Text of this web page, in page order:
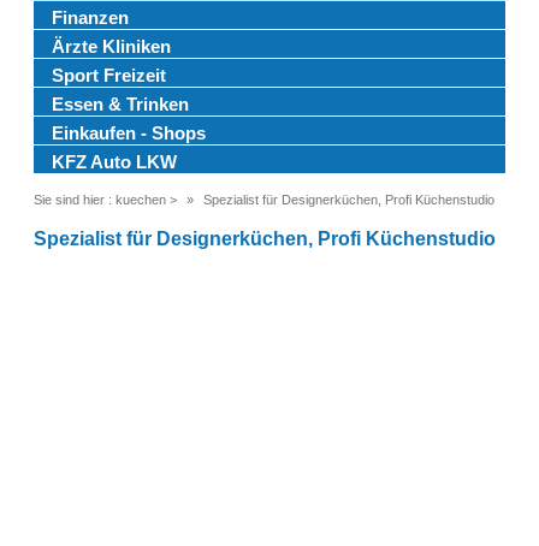
Finanzen
Ärzte Kliniken
Sport Freizeit
Essen & Trinken
Einkaufen - Shops
KFZ Auto LKW
Sie sind hier : kuechen > Spezialist für Designerküchen, Profi Küchenstudio
Spezialist für Designerküchen, Profi Küchenstudio